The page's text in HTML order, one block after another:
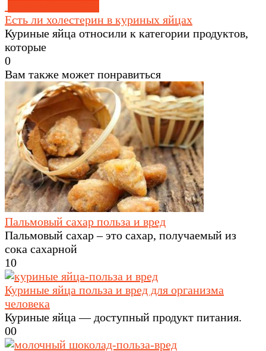
Есть ли холестерин в куриных яйцах
Куриные яйца относили к категории продуктов,
которые
0
Вам также может понравиться
Пальмовый сахар польза и вред
Пальмовый сахар – это сахар, получаемый из
сока сахарной
10
Куриные яйца польза и вред для организма
человека
Куриные яйца — доступный продукт питания.
00